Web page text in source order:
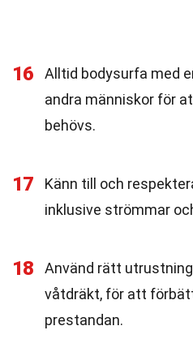
16
Alltid bodysurfa med
andra människor för
behövs.
17
Känn till och
inklusive strömmar
18
Använd rätt
våtdräkt, för att
prestandan.